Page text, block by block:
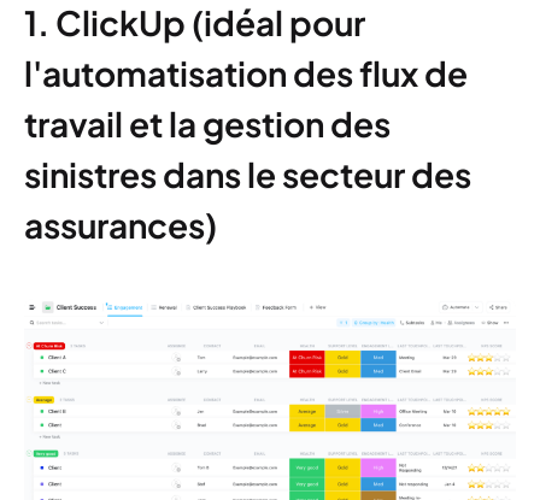
1. ClickUp (idéal pour
l'automatisation des flux de
travail et la gestion des
sinistres dans le secteur des
assurances)